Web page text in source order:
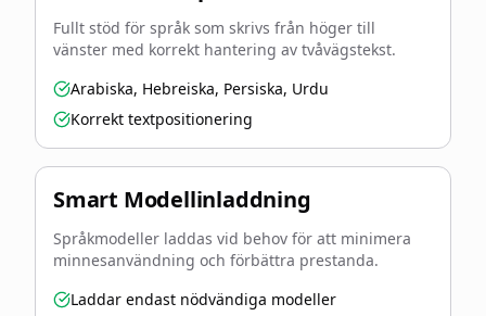
Fullt stöd för språk som skrivs från höger till
vänster med korrekt hantering av tvåvägstekst.
Arabiska, Hebreiska, Persiska, Urdu
Korrekt textpositionering
Smart Modellinladdning
Språkmodeller laddas vid behov för att minimera
minnesanvändning och förbättra prestanda.
Laddar endast nödvändiga modeller